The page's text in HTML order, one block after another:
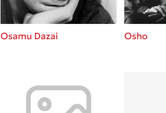
Osamu Dazai Osho